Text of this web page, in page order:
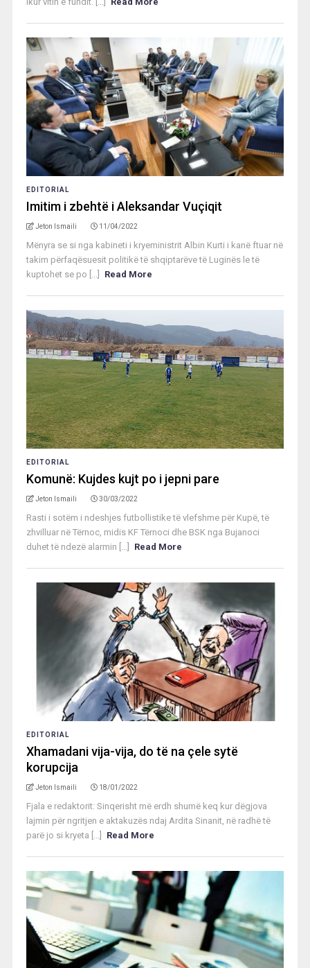
EDITORIAL
Imitim i zbehtë i Aleksandar Vuçiqit
Jeton Ismaili 11/04/2022
Mënyra se si nga kabineti i kryeministrit Albin Kurti i kanë ftuar në
takim përfaqësuesit politikë të shqiptarëve të Luginës le të
kuptohet se po [...]
Read More
EDITORIAL
Komunë: Kujdes kujt po i jepni pare
Jeton Ismaili 30/03/2022
Rasti i sotëm i ndeshjes futbollistike të vlefshme për Kupë, të
zhvilluar në Tërnoc, midis KF Tërnoci dhe BSK nga Bujanoci
duhet të ndezë alarmin [...]
Read More
EDITORIAL
Xhamadani vija-vija, do të na çele sytë
korupcija
Jeton Ismaili 18/01/2022
Fjala e redaktorit: Sinqerisht më erdh shumë keq kur dëgjova
lajmin për ngritjen e aktakuzës ndaj Ardita Sinanit, në radhë të
parë jo si kryeta [...]
Read More